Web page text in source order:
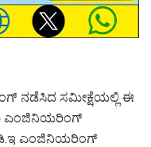
ನಡೆಸಿದ ಸಮೀಕ್ಷೆಯಲ್ಲಿ ಈ
ಎಂಜಿನಿಯರಿಂಗ್
ಎಂಜಿನಿಯರಿಂಗ್